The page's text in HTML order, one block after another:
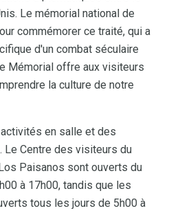
Le mémorial national de
commémorer ce traité, qui a
d'un combat séculaire
Mémorial offre aux visiteurs
la culture de notre
en salle et des
Le Centre des visiteurs du
Paisanos sont ouverts du
à 17h00, tandis que les
tous les jours de 5h00 à